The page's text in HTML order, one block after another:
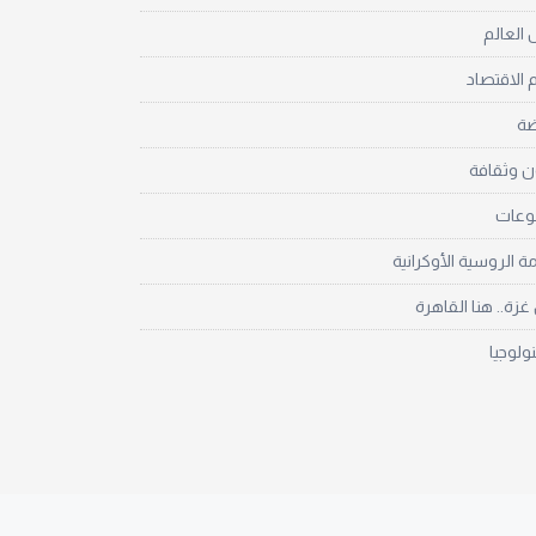
العالم
الاقتصاد
وثقافة
الروسية الأوكرانية
هنا القاهرة